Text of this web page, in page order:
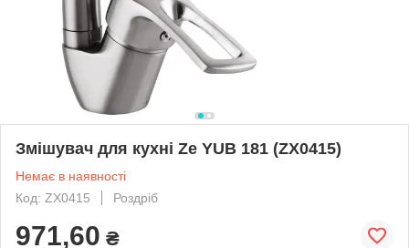
Змішувач для кухні Ze YUB 181 (ZX0415)
Немає в наявності
Код: ZX0415
Роздріб
971,60 ₴